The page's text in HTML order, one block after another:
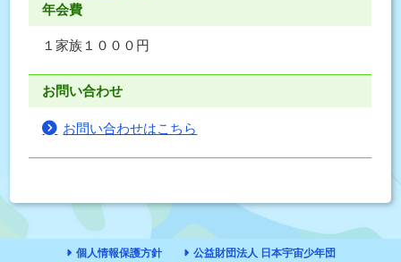
年会費
１家族１０００円
お問い合わせ
お問い合わせはこちら
個人情報保護方針 公益財団法人 日本宇宙少年団